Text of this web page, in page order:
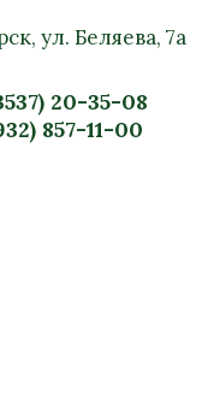
ул. Беляева, 7а
20-35-08
857-11-00